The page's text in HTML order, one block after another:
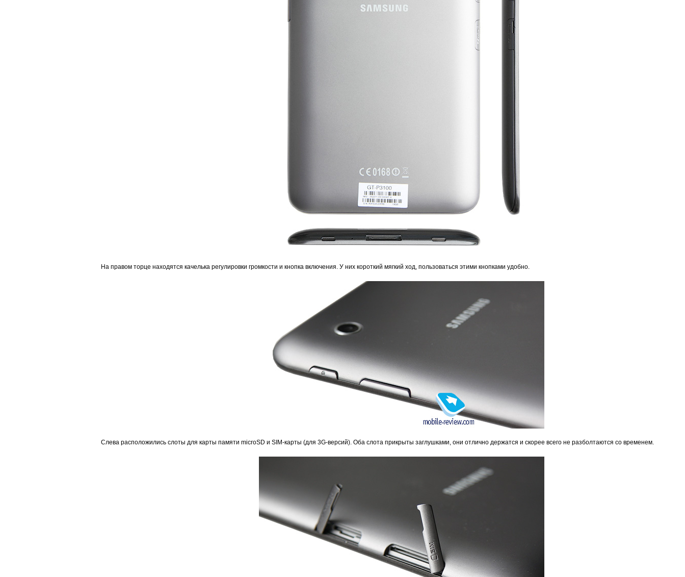
На правом торце находятся качелька регулировки громкости и кнопка включения. У них короткий мягкий ход, пользоваться этими кнопками удобно.
Слева расположились слоты для карты памяти microSD и SIM-карты (для 3G-версий). Оба слота прикрыты заглушками, они отлично держатся и скорее всего не разболтаются со временем.